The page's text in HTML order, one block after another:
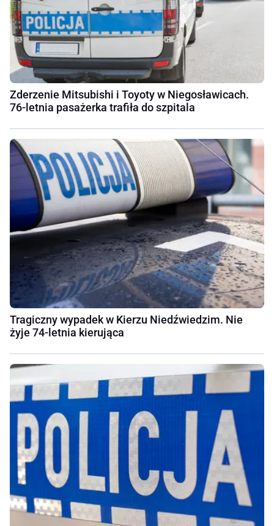
Zderzenie Mitsubishi i Toyoty w Niegosławicach.
76-letnia pasażerka trafiła do szpitala
Tragiczny wypadek w Kierzu Niedźwiedzim. Nie
żyje 74-letnia kierująca